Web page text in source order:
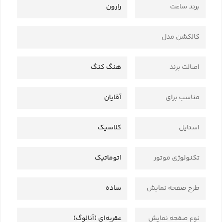
برند ساعت رارون
کالکشن مدل
اصالت برند هنگ کنگ
مناسب برای آقایان
استایل کلاسیک
تکنولوژی موتور اتوماتیک
طرح صفحه نمایش ساده
نوع صفحه نمایش عقربه‌ای (آنالوگ)